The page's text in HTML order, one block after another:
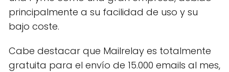
principalmente a su facilidad de uso y su
bajo coste.
Cabe destacar que Mailrelay es totalmente
gratuita para el envío de 15.000 emails al mes,